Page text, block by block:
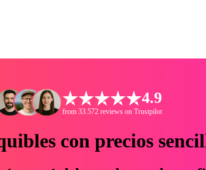
4.9
from 33.572 reviews on Trustpilot
con precios